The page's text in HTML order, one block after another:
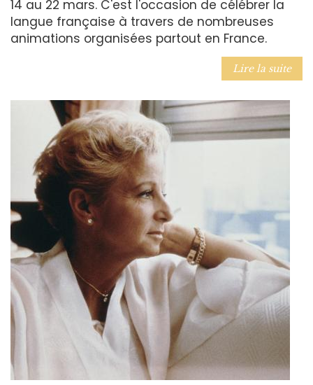
14 au 22 mars. C'est l'occasion de célébrer la
langue française à travers de nombreuses
animations organisées partout en France.
Lire la suite